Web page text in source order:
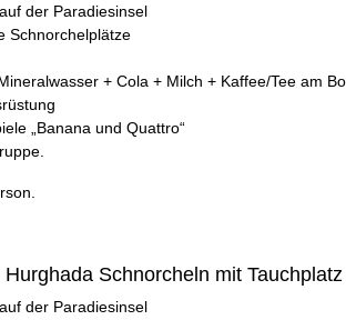
der Paradiesinsel
Schnorchelplätze
+ Cola + Milch + Kaffee/Tee am
„Banana und Quattro“
Schnorcheln mit Tauchplatz
der Paradiesinsel